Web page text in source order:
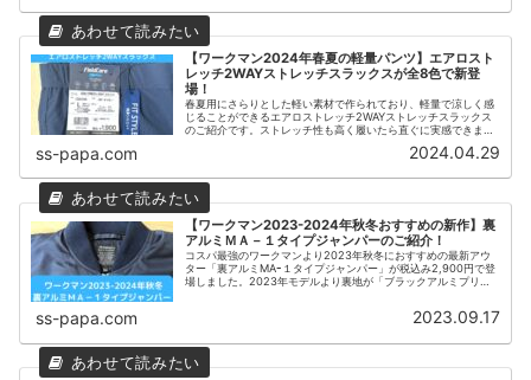
【ワークマン2024年春夏の軽量パンツ】エアロスト
レッチ2WAYストレッチスラックスが全8色で新登
場！
春夏用にさらりとした軽い素材で作られており、軽量で涼しく感
じることができるエアロストレッチ2WAYストレッチスラックス
のご紹介です。ストレッチ性も高く履いたら直ぐに実感できま
す。どんな動きにも対応できるため現場で働く職人さんはもちろ
ん、タウンユースとして普段使いする方にもおすすめです。 -
ss-papa.com 2024.04.29
【ワークマン2023-2024年秋冬おすすめの新作】裏
アルミＭＡ－１タイプジャンパーのご紹介！
コスパ最強のワークマンより2023年秋冬におすすめの最新アウ
ター「裏アルミMAｰ１タイプジャンパー」が税込み2,900円で登
場しました。2023年モデルより裏地が「ブラックアルミプリン
ss-papa.com 2023.09.17